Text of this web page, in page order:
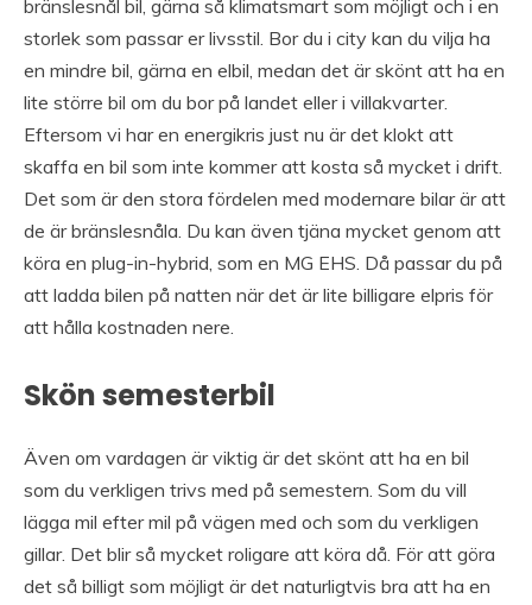
bränslesnål bil, gärna så klimatsmart som möjligt och i en
storlek som passar er livsstil. Bor du i city kan du vilja ha
en mindre bil, gärna en elbil, medan det är skönt att ha en
lite större bil om du bor på landet eller i villakvarter.
Eftersom vi har en energikris just nu är det klokt att
skaffa en bil som inte kommer att kosta så mycket i drift.
Det som är den stora fördelen med modernare bilar är att
de är bränslesnåla. Du kan även tjäna mycket genom att
köra en plug-in-hybrid, som en MG EHS. Då passar du på
att ladda bilen på natten när det är lite billigare elpris för
att hålla kostnaden nere.
Skön semesterbil
Även om vardagen är viktig är det skönt att ha en bil
som du verkligen trivs med på semestern. Som du vill
lägga mil efter mil på vägen med och som du verkligen
gillar. Det blir så mycket roligare att köra då. För att göra
det så billigt som möjligt är det naturligtvis bra att ha en